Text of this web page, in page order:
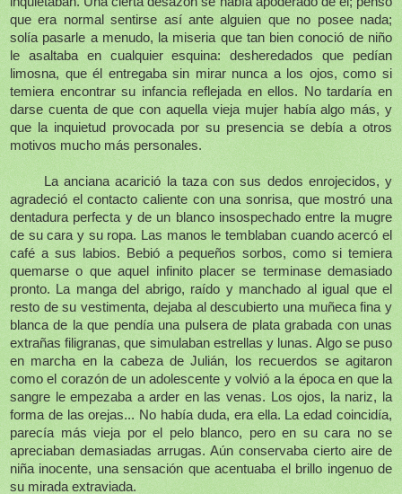
que era normal sentirse así ante alguien que no posee nada;
solía pasarle a menudo, la miseria que tan bien conoció de niño
le asaltaba en cualquier esquina: desheredados que pedían
limosna, que él entregaba sin mirar nunca a los ojos, como si
temiera encontrar su infancia reflejada en ellos. No tardaría en
darse cuenta de que con aquella vieja mujer había algo más, y
que la inquietud provocada por su presencia se debía a otros
motivos mucho más personales.
La anciana acarició la taza con sus dedos enrojecidos, y
agradeció el contacto caliente con una sonrisa, que mostró una
dentadura perfecta y de un blanco insospechado entre la mugre
de su cara y su ropa. Las manos le temblaban cuando acercó el
café a sus labios. Bebió a pequeños sorbos, como si temiera
quemarse o que aquel infinito placer se terminase demasiado
pronto. La manga del abrigo, raído y manchado al igual que el
resto de su vestimenta, dejaba al descubierto una muñeca fina y
blanca de la que pendía una pulsera de plata grabada con unas
extrañas filigranas, que simulaban estrellas y lunas. Algo se puso
en marcha en la cabeza de Julián, los recuerdos se agitaron
como el corazón de un adolescente y volvió a la época en que la
sangre le empezaba a arder en las venas. Los ojos, la nariz, la
forma de las orejas... No había duda, era ella. La edad coincidía,
parecía más vieja por el pelo blanco, pero en su cara no se
apreciaban demasiadas arrugas. Aún conservaba cierto aire de
niña inocente, una sensación que acentuaba el brillo ingenuo de
su mirada extraviada.